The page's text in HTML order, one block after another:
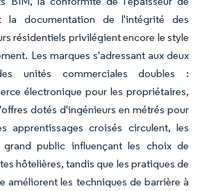
la documentation de l'intégrité des
résidentiels privilégient encore le style
Les marques s'adressant aux deux
unités commerciales doubles :
électronique pour les propriétaires,
dotés d'ingénieurs en métrés pour
apprentissages croisés circulent, les
public influençant les choix de
hôtelières, tandis que les pratiques de
améliorent les techniques de barrière à